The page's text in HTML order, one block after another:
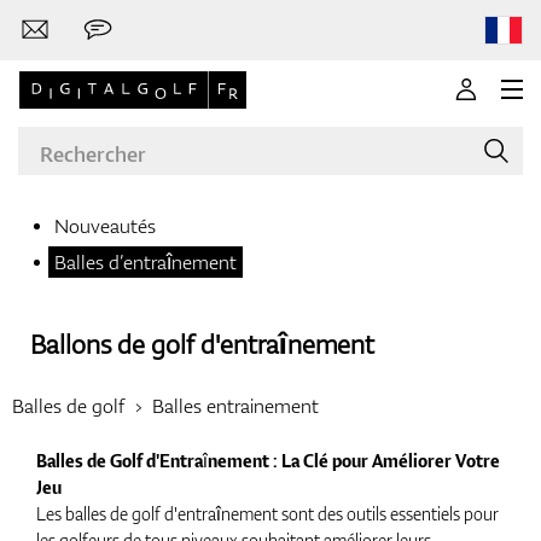
Marques
Nouveautés
Balles d’entraînement
Ballons de golf d'entraînement
Balles de golf Balles entrainement
Balles de Golf d'Entraînement : La Clé pour Améliorer Votre
Jeu
Les balles de golf d'entraînement sont des outils essentiels pour